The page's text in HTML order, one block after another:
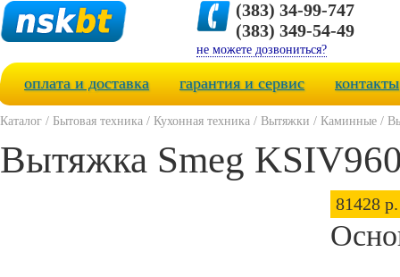
(383) 34-99-747
(383) 349-54-49
не можете дозвониться?
оплата и доставка гарантия и сервис контакты
Каталог / Бытовая техника / Кухонная техника / Вытяжки / Каминные /
Вытяжка Smeg
81428 р.